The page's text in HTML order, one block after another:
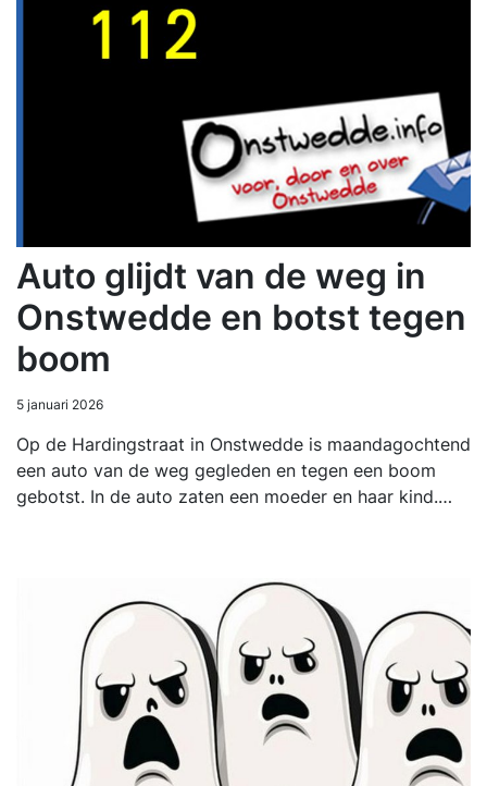
Auto glijdt van de weg in
Onstwedde en botst tegen
boom
5 januari 2026
Op de Hardingstraat in Onstwedde is maandagochtend
een auto van de weg gegleden en tegen een boom
gebotst. In de auto zaten een moeder en haar kind.…